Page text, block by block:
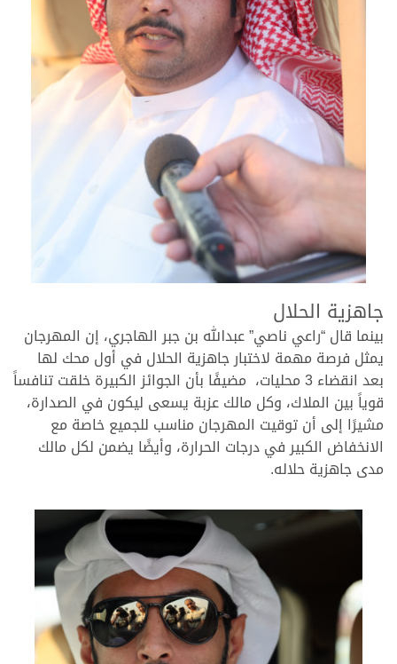
جاهزية الحلال
بينما قال “راعي ناصي” عبدالله بن جبر الهاجري، إن المهرجان
يمثل فرصة مهمة لاختبار جاهزية الحلال في أول محك لها
بعد انقضاء 3 محليات، مضيفًا بأن الجوائز الكبيرة خلقت تنافساً
قوياً بين الملاك، وكل مالك عزبة يسعى ليكون في الصدارة،
مشيرًا إلى أن توقيت المهرجان مناسب للجميع خاصة مع
الانخفاض الكبير في درجات الحرارة، وأيضًا يضمن لكل مالك
مدى جاهزية حلاله.